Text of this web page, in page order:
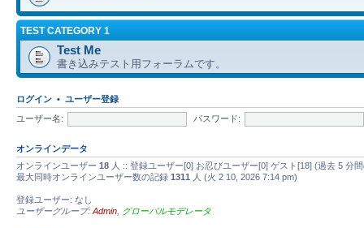
TEST CATEGORY 1
Test Me
書き込みテスト用フォーラムです。
ログイン • ユーザー登録
ユーザー名: パスワード:
オンラインデータ
オンラインユーザー 18 人 :: 登録ユーザー[0] お忍びユーザー[0] ゲスト[18] (過去 5 分
最大同時オンラインユーザー数の記録 1311 人 (火 2 10, 2026 7:14 pm)
登録ユーザー: なし
ユーザーグループ: Admin グローバルモデレータ